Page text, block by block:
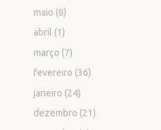
maio (8)
abril (1)
março (7)
fevereiro (36)
janeiro (24)
dezembro (21)